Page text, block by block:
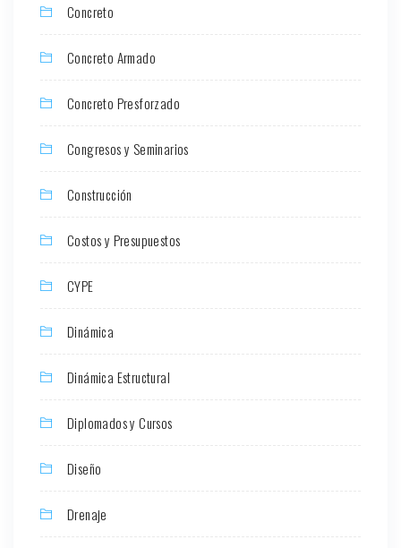
Concreto
Concreto Armado
Concreto Presforzado
Congresos y Seminarios
Construcción
Costos y Presupuestos
CYPE
Dinámica
Dinámica Estructural
Diplomados y Cursos
Diseño
Drenaje